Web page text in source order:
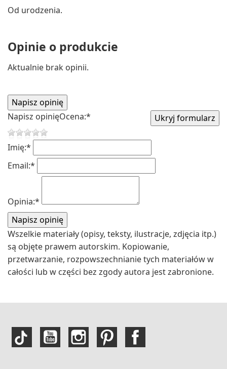
Od urodzenia.
Opinie o produkcie
Aktualnie brak opinii.
Napisz opinięOcena:*
Imię:*
Email:*
Opinia:*
Wszelkie materiały (opisy, teksty, ilustracje, zdjęcia itp.)
są objęte prawem autorskim. Kopiowanie,
przetwarzanie, rozpowszechnianie tych materiałów w
całości lub w części bez zgody autora jest zabronione.